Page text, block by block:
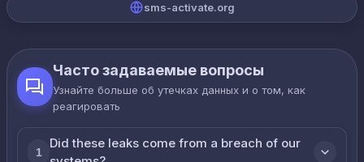
sms-activate.org
Часто задаваемые вопросы
Узнайте больше об утечках данных и о том, как
реагировать
1
Did these leaks come from a breach of our